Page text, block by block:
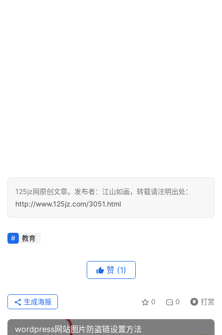
源
问
答
具
125jz网原创文章。发布者：江山如画，转载请注明出处：
http://www.125jz.com/3051.html
教育
赞 (1)
0 0 打赏
生成海报
wordpress网站图片防盗链设置方法